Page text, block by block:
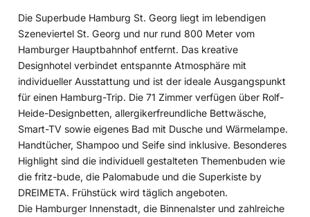
Die Superbude Hamburg St. Georg liegt im lebendigen
Szeneviertel St. Georg und nur rund 800 Meter vom
Hamburger Hauptbahnhof entfernt. Das kreative
Designhotel verbindet entspannte Atmosphäre mit
individueller Ausstattung und ist der ideale Ausgangspunkt
für einen Hamburg-Trip. Die 71 Zimmer verfügen über Rolf-
Heide-Designbetten, allergikerfreundliche Bettwäsche,
Smart-TV sowie eigenes Bad mit Dusche und Wärmelampe.
Handtücher, Shampoo und Seife sind inklusive. Besonderes
Highlight sind die individuell gestalteten Themenbuden wie
die fritz-bude, die Palomabude und die Superkiste by
DREIMETA. Frühstück wird täglich angeboten.
Die Hamburger Innenstadt, die Binnenalster und zahlreiche